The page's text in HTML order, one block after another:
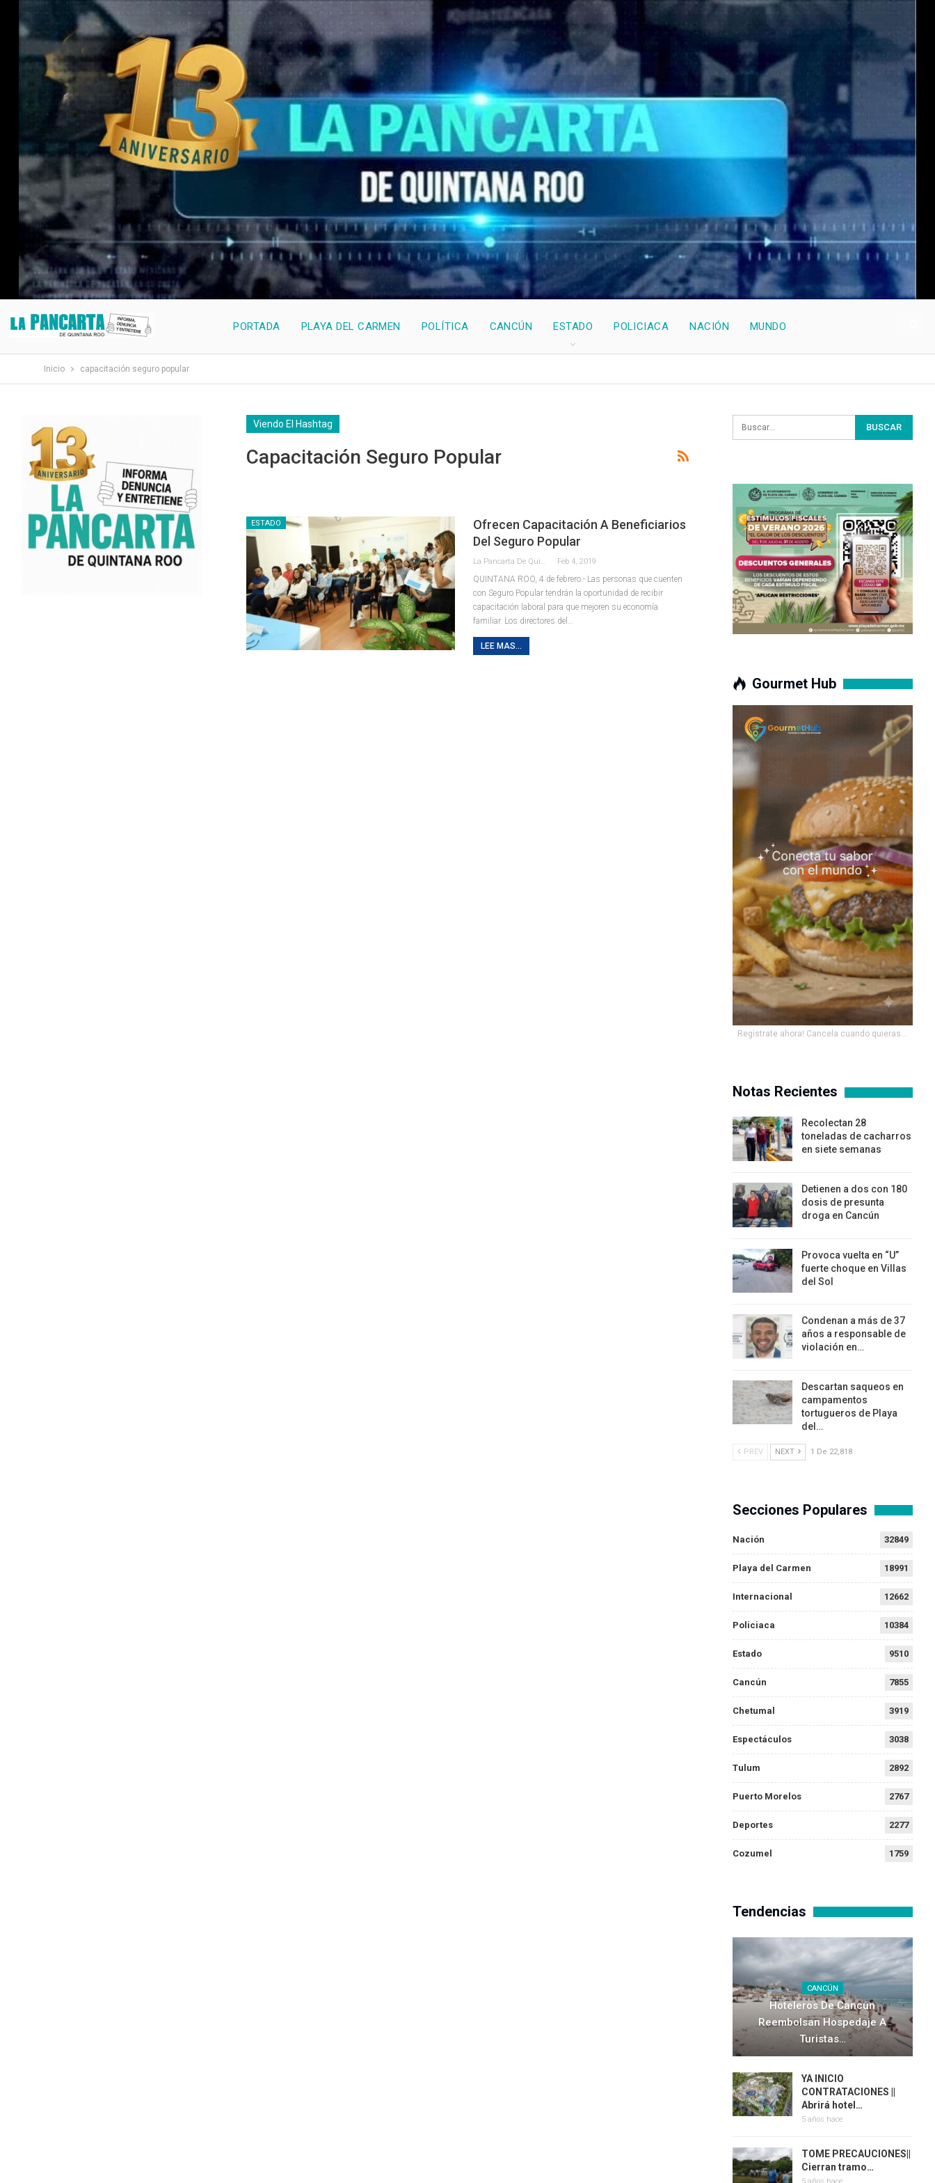
PORTADA PLAYA DEL CARMEN POLÍTICA CANCÚN ESTADO POLICIACA NACIÓN MUNDO
Inicio capacitación seguro popular
Viendo El Hashtag
Capacitación Seguro Popular
ESTADO
Ofrecen Capacitación A Beneficiarios
Del Seguro Popular
Feb 4, 2019
QUINTANA ROO, 4 de febrero.- Las personas que cuenten
con Seguro Popular tendrán la oportunidad de recibir
capacitación laboral para que mejoren su economía
familiar. Los directores del…
LEE MAS...
Gourmet Hub
Registrate ahora! Cancela cuando quieras...
Notas Recientes
Recolectan 28
toneladas de cacharros
en siete semanas
Detienen a dos con 180
dosis de presunta
droga en Cancún
Provoca vuelta en “U”
fuerte choque en Villas
del Sol
Condenan a más de 37
años a responsable de
violación en…
Descartan saqueos en
campamentos
tortugueros de Playa
del…
PREV NEXT 1 De 22,818
Secciones Populares
Nación 32849
Playa del Carmen 18991
Internacional 12662
Policiaca 10384
Estado 9510
Cancún 7855
Chetumal 3919
Espectáculos 3038
Tulum 2892
Puerto Morelos 2767
Deportes 2277
Cozumel 1759
Tendencias
CANCÚN
Hoteleros De Cancún
Reembolsan Hospedaje A
Turistas…
YA INICIO
CONTRATACIONES ||
Abrirá hotel…
5 años hace
TOME PRECAUCIONES||
Cierran tramo…
5 años hace